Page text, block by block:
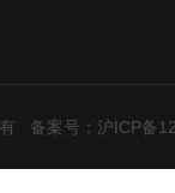
有 备案号：沪ICP备